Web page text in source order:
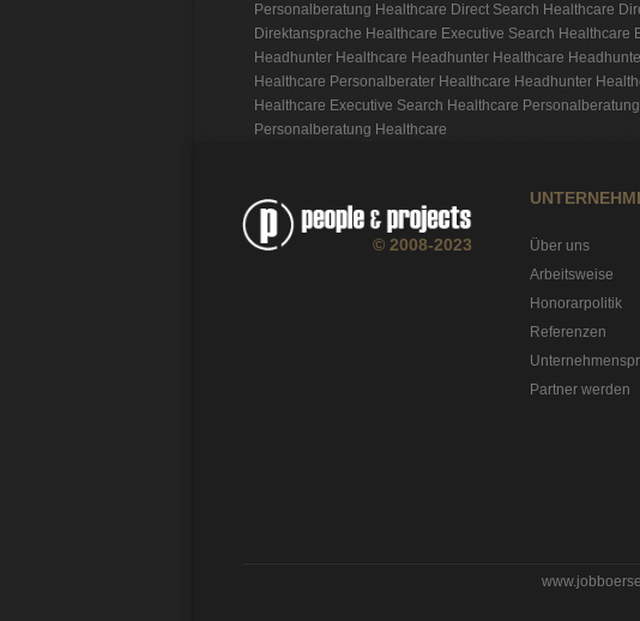
Personalberatung Healthcare Direct Search Healthcare
Direktansprache Healthcare Executive Search Healthcare
Headhunter Healthcare Headhunter Healthcare
Healthcare Personalberater Healthcare Headhunter
Healthcare Executive Search Healthcare
Personalberatung Healthcare
Über uns
Arbeitsweise
Honorarpolitik
Referenzen
Partner werden
© 2008-2023